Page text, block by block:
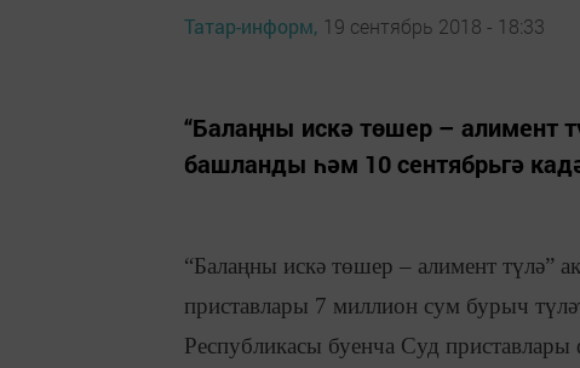
Татар-информ, 19 сентябрь 2018 - 18:33
“Балаңны искә төшер – алимент
башланды һәм 10 сентябрьгә
“Балаңны искә төшер – алимент түлә”
приставлары 7 миллион сум бурыч
Республикасы буенча Суд приставлары